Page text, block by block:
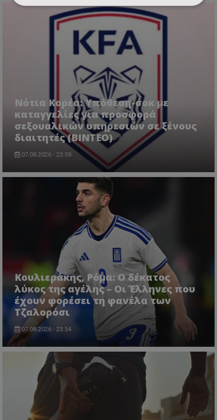
Νότια Κορέα: Υπόθεση-σοκ με
καταγγελίες για προσφορά
σεξουαλικών υπηρεσιών σε ξένους
διαιτητές (BINTEO)
07.08.2026 - 23:59
Κουλιεράκης, Ρόμα: Ο δέκατος
λύκος της αγέλης – Οι Έλληνες που
έχουν φορέσει τη φανέλα των
Τζαλορόσι
07.08.2026 - 23:54